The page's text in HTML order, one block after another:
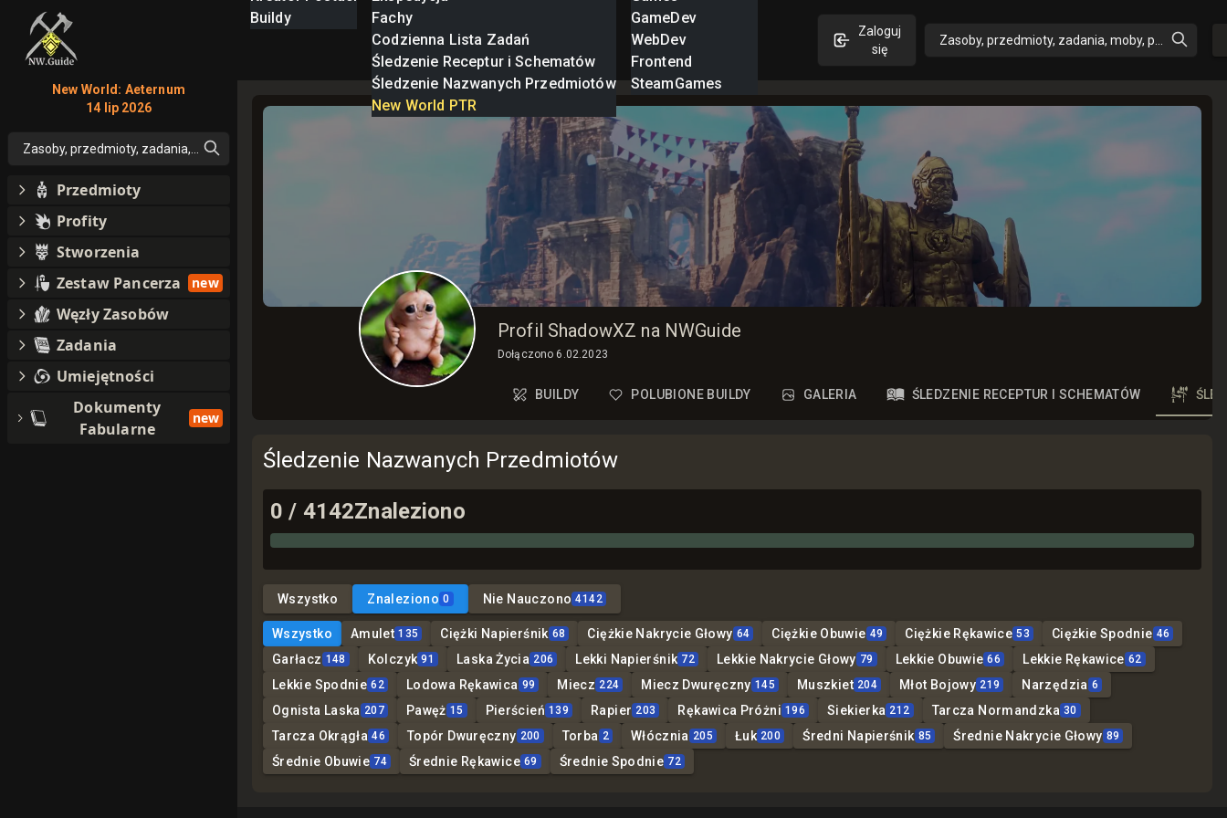
Buildy
Fachy
Codzienna Lista Zadań
Śledzenie Receptur i Schematów
Śledzenie Nazwanych Przedmiotów
New World PTR
GameDev
WebDev
Frontend
SteamGames
Zaloguj
się
Zasoby, przedmioty, zadania, moby, perki,
Profil ShadowXZ na NWGuide
Dołączono 6.02.2023
BUILDY POLUBIONE BUILDY GALERIA ŚLEDZENIE RECEPTUR I SCHEMATÓW
Śledzenie Nazwanych Przedmiotów
0 / 4142Znaleziono
Wszystko Znaleziono 0 Nie Nauczono 4142
Wszystko Amulet 135 Ciężki Napierśnik 68 Ciężkie Nakrycie Głowy 64 Ciężkie Obuwie 49 Ciężkie Rękawice 53 Ciężkie Spodnie 46
Garłacz 148 Kolczyk 91 Laska Życia 206 Lekki Napierśnik 72 Lekkie Nakrycie Głowy 79 Lekkie Obuwie 66 Lekkie Rękawice 62
Lekkie Spodnie 62 Lodowa Rękawica 99 Miecz 224 Miecz Dwuręczny 145 Muszkiet 204 Młot Bojowy 219 Narzędzia 6
Ognista Laska 207 Pawęż 15 Pierścień 139 Rapier 203 Rękawica Próżni 196 Siekierka 212 Tarcza Normandzka 30
Tarcza Okrągła 46 Topór Dwuręczny 200 Torba 2 Włócznia 205 Łuk 200 Średni Napierśnik 85 Średnie Nakrycie Głowy 89
Średnie Obuwie 74 Średnie Rękawice 69 Średnie Spodnie 72
New World: Aeternum
14 lip 2026
Zasoby, przedmioty, zadania, moby, perki, umiejętności
Przedmioty
Profity
Stworzenia
Zestaw Pancerza
new
Węzły Zasobów
Zadania
Umiejętności
Dokumenty
Fabularne
new